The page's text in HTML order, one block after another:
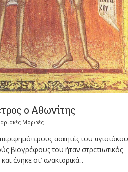
ο Αθωνίτης
Μορφές
ασκητές του αγιοτόκου
βιογράφους του ήταν στρατιωτικός
άνηκε στ’ ανακτορικά...